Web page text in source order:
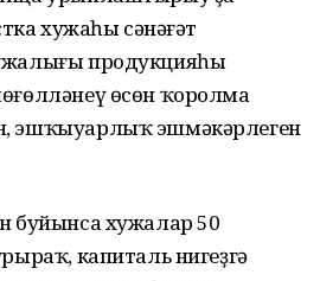
хужаһы сәнәғәт
продукцияһы
өсөн ҡоролма
эшҡыуарлыҡ эшмәкәрлеген
буйынса хужалар 50
капиталь нигеҙгә